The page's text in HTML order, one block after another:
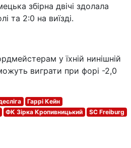
збірна двічі здолала
та 2:0 на виїзді.
у їхній нинішній
виграти при форі -2,0
Гаррі Кейн
ФК Зірка Кропивницький
SC Freiburg